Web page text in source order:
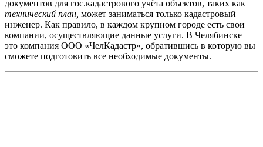
документов для гос.кадастрового учёта объектов, таких как
технический план, может заниматься только кадастровый
инженер. Как правило, в каждом крупном городе есть свои
компании, осуществляющие данные услуги. В Челябинске –
это компания ООО «ЧелКадастр», обратившись в которую вы
сможете подготовить все необходимые документы.